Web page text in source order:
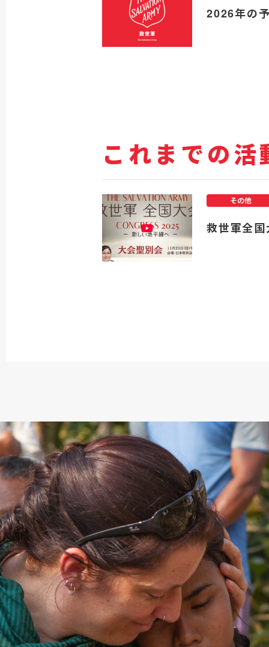
2026年の
これまでの活
救世軍全
その他